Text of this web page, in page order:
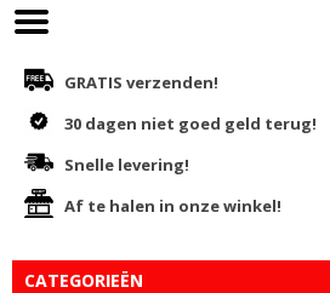
GRATIS verzenden!
30 dagen niet goed geld terug!
Snelle levering!
Af te halen in onze winkel!
CATEGORIEËN